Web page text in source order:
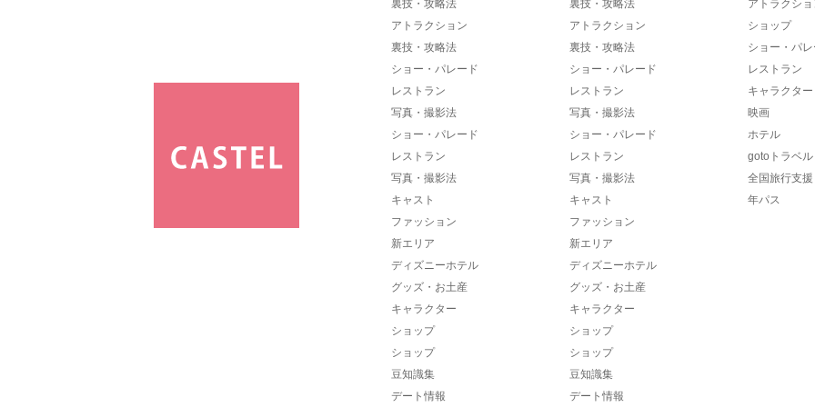
裏技・攻略法
アトラクション
裏技・攻略法
ショー・パレード
レストラン
写真・撮影法
ショー・パレード
レストラン
写真・撮影法
キャスト
ファッション
新エリア
ディズニーホテル
グッズ・お土産
キャラクター
ショップ
ショップ
豆知識集
デート情報
裏技・攻略法
アトラクション
裏技・攻略法
ショー・パレード
レストラン
写真・撮影法
ショー・パレード
レストラン
写真・撮影法
キャスト
ファッション
新エリア
ディズニーホテル
グッズ・お土産
キャラクター
ショップ
ショップ
豆知識集
デート情報
アトラクシ
ショップ
ショー・パ
レストラン
キャラクター
映画
ホテル
gotoトラベル
全国旅行支援
年パス